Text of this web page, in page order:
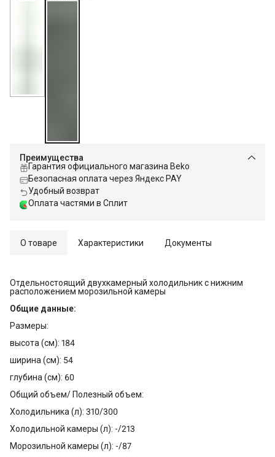
Преимущества
Гарантия официального магазина Beko
Безопасная оплата через Яндекс PAY
Удобный возврат
Оплата частями в Сплит
О товаре Характеристики Документы
Отдельностоящий двухкамерный холодильник с нижним
расположением морозильной камеры
Общие данные:
Размеры:
высота (см): 184
ширина (см): 54
глубина (см): 60
Общий объем/ Полезный объем:
Холодильника (л): 310/300
Холодильной камеры (л): -/213
Морозильной камеры (л): -/87